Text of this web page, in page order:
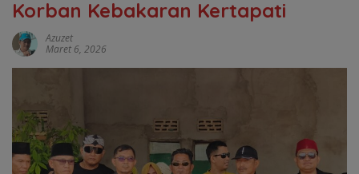
Korban Kebakaran Kertapati
Azuzet
Maret 6, 2026